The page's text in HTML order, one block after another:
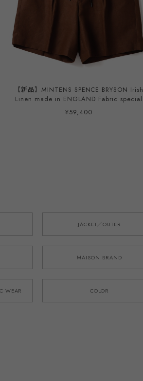
【新品】MINTENS SPENCE BRYSON Irish
Linen made in ENGLAND Fabric special
tuck summer shorts made in JAPAN French
¥59,400
JACKET／OUTER
MAISON BRAND
WEAR COLOR